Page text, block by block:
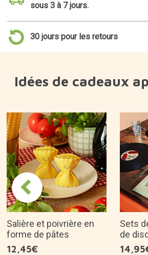
sous 3 à 7 jours.
30 jours pour les retours
Idées de cadeaux
Salière et poivrière en
forme de pâtes
12,45€
Sets
de